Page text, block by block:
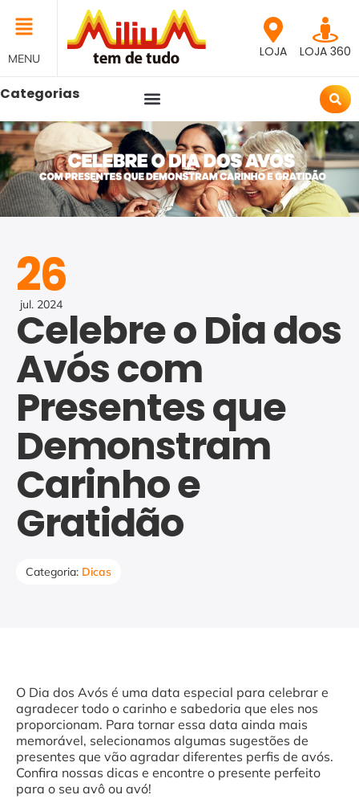
MENU LOJA LOJA 360
Categorias
26
jul. 2024
Celebre o Dia dos
Avós com
Presentes que
Demonstram
Carinho e
Gratidão
Categoria: Dicas
O Dia dos Avós é uma data especial para celebrar e
agradecer todo o carinho e sabedoria que eles nos
proporcionam. Para tornar essa data ainda mais
memorável, selecionamos algumas sugestões de
presentes que vão agradar diferentes perfis de avós.
Confira nossas dicas e encontre o presente perfeito
para o seu avô ou avó!